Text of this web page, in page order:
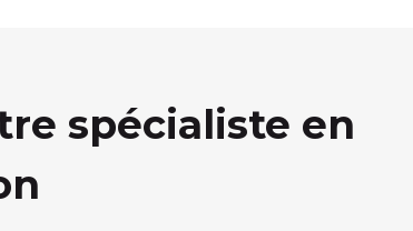
spécialiste en